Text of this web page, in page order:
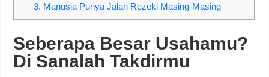
3. Manusia Punya Jalan Rezeki Masing-Masing
Seberapa Besar Usahamu?
Di Sanalah Takdirmu